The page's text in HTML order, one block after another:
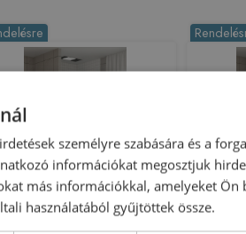
Inspiro Design Doppia 80 cm
személyre szabására és a
információkat megosztjuk
más információkkal, amelyeket Ön
használatából gyűjtöttek össze.